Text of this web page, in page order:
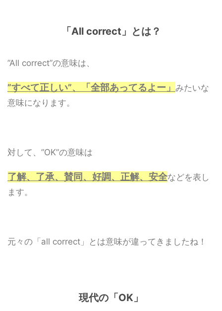
「All correct」とは？
”All correct”の意味は、
”すべて正しい”、「全部あってるよー」 みたいな
意味になります。
対して、”OK”の意味は
了解、了承、賛同、好調、正解、安全などを表し
ます。
元々の「all correct」とは意味が違ってきましたね！
現代の「OK」